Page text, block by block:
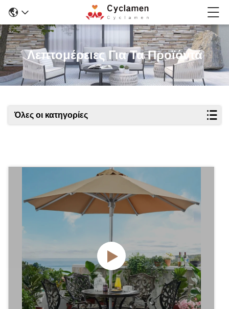
Λεπτομέρειες Για Τα Προϊόντα
Όλες οι κατηγορίες